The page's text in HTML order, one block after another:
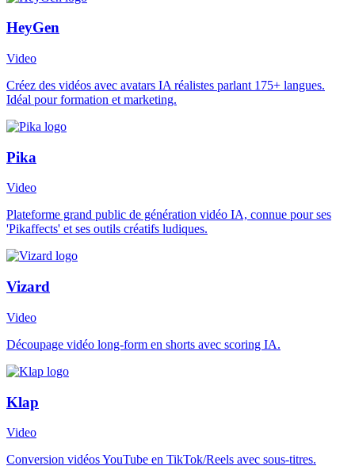
HeyGen
Video
Créez des vidéos avec avatars IA réalistes parlant 175+ langues.
Idéal pour formation et marketing.
Pika
Video
Plateforme grand public de génération vidéo IA, connue pour ses
'Pikaffects' et ses outils créatifs ludiques.
Vizard
Video
Découpage vidéo long-form en shorts avec scoring IA.
Klap
Video
Conversion vidéos YouTube en TikTok/Reels avec sous-titres.